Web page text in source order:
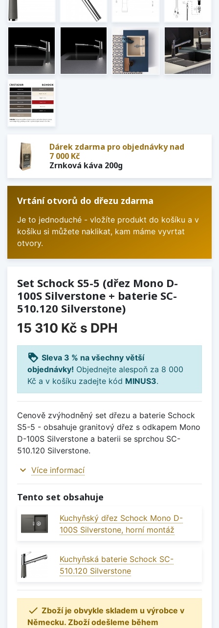
Dárek zdarma pro objednávky nad
7 000 Kč
Zrnková káva 200g
Vrtání otvorů do dřezu zdarma
Je to jednoduché - vložíte produkt do košíku a v
košíku si můžete naklikat, kam máme vyvrtat
otvory.
Set Schock S5-5 (dřez Mono D-
100S Silverstone + baterie SC-
510.120 Silverstone)
15 310 Kč s DPH
loyalty Sleva 3 % na všechny větší
objednávky! Objednejte alespoň za 8 000
Kč a v košíku zadejte kód MINUS3.
Cenově zvýhodněný set dřezu a baterie Schock
S5-5 - obsahuje granitový dřez s odkapem Mono
D-100S Silverstone a baterii se sprchou SC-
510.120 Silverstone.
expand_more Více informací
Tento set obsahuje
Kuchyňský dřez Schock Mono D-
100S Silverstone, horní montáž
Kuchyňská baterie Schock SC-
510.120 Silverstone
 Zboží je obvykle skladem u výrobce v
Německu. Zboží odešleme během